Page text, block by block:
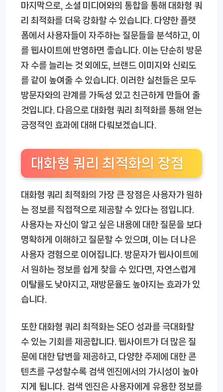
마지막으로, 소셜 미디어와의 통합을 통해 대화형 쿼
리 최적화를 더욱 강화할 수 있습니다. 다양한 플랫
폼에서 사용자들이 자주하는 질문들을 분석하고, 이
를 웹사이트에 반영하면 좋습니다. 이는 단순히 방문
자 수를 늘리는 것 외에도, 브랜드 이미지와 신뢰도
를 같이 높여줄 수 있습니다. 이러한 실천들은 모두
방문자와의 관계를 가독성 있고 친근하게 만들어 줄
것입니다. 다음으로 대화형 쿼리 최적화를 통해 얻는
긍정적인 효과에 대해 다뤄보겠습니다.
대화형 쿼리 최적화의 장점
대화형 쿼리 최적화의 가장 큰 장점은 사용자가 원하
는 정보를 직접적으로 제공할 수 있다는 점입니다.
사용자는 자신이 알고 싶은 내용에 대한 질문을 보다
명확하게 이해하고 질문할 수 있으며, 이는 더 나은
사용자 경험으로 이어집니다. 방문자가 웹사이트에
서 원하는 정보를 쉽게 찾을 수 있다면, 자연스럽게
이탈률도 낮아지고, 재방문율도 높아지는 효과가 있
습니다.
또한 대화형 쿼리 최적화는 SEO 성과를 극대화할
수 있는 기회를 제공합니다. 웹사이트가 더 많은 질
문에 대한 답변을 제공하고, 다양한 주제에 대한 콘
텐츠를 구성할수록 검색 엔진에서의 가시성이 높아
지게 됩니다. 검색 엔진은 사용자에게 유용한 정보를